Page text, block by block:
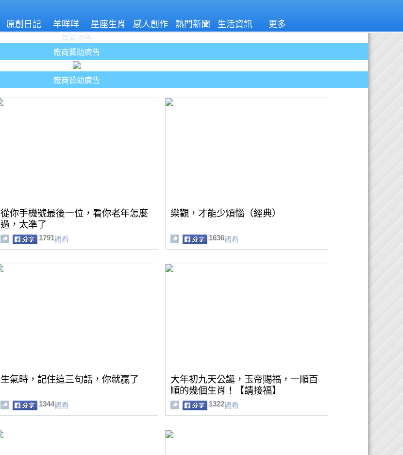
原創日記 羊咩咩 星座生肖 感人創作 熱門新聞 生活資訊 更多
首頁廣告
廠商贊助廣告
廠商贊助廣告
從你手機號最後一位，看你老年怎麼
過，太凖了
1791觀看
樂觀，才能少煩惱（經典）
1636觀看
生氣時，記住這三句話，你就贏了
1344觀看
大年初九天公誕，玉帝賜福，一順百
順的幾個生肖！【請接福】
1322觀看